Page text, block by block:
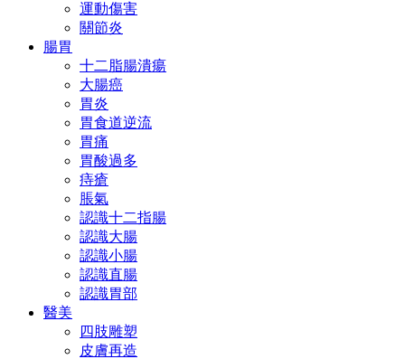
運動傷害
關節炎
腸胃
十二脂腸潰瘍
大腸癌
胃炎
胃食道逆流
胃痛
胃酸過多
痔瘡
脹氣
認識十二指腸
認識大腸
認識小腸
認識直腸
認識胃部
醫美
四肢雕塑
皮膚再造